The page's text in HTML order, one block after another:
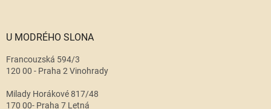
U MODRÉHO SLONA
Francouzská 594/3
120 00 - Praha 2 Vinohrady
Milady Horákové 817/48
170 00- Praha 7 Letná